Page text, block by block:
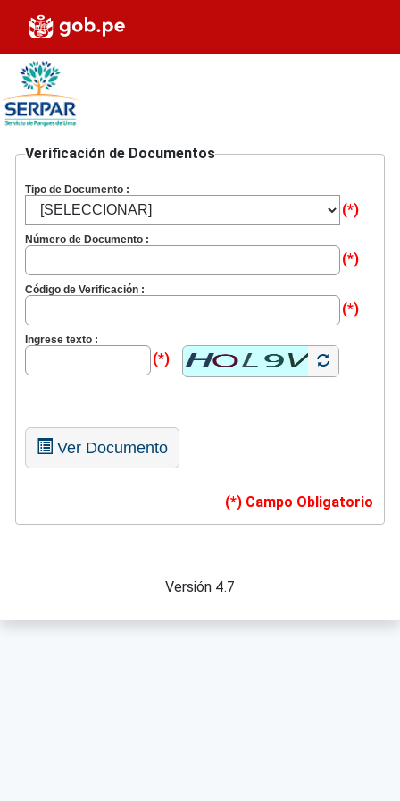
Verificación de Documentos
Tipo de Documento :
(*)
Número de Documento :
(*)
Código de Verificación :
(*)
Ingrese texto :
(*)
Ver Documento
(*) Campo Obligatorio
Versión 4.7